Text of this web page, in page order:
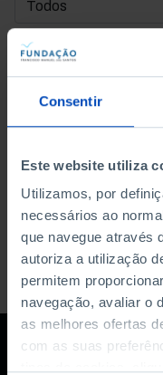
Consentir
Este website utiliza
Utilizamos, por
necessários ao
que navegue através
autoriza a utilização
permitem
navegação, avaliar o
as melhores ofertas
com as suas
DATA DE INÍCIO
DATA DE FIM